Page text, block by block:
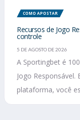
COMO APOSTAR
Recursos de Jogo
controle
5 DE AGOSTO DE 2026
A Sportingbet é
Jogo
plataforma, você